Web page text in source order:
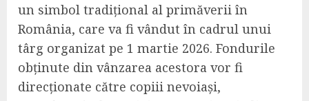
un simbol tradițional al primăverii în
România, care va fi vândut în cadrul unui
târg organizat pe 1 martie 2026. Fondurile
obținute din vânzarea acestora vor fi
direcționate către copiii nevoiași,